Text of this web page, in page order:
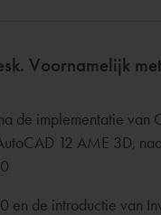
Voornamelijk
de implementatie van
12 AME 3D,
de introductie van